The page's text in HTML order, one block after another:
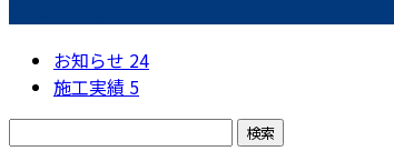
お知らせ 24
施工実績 5